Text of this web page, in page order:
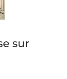
sur